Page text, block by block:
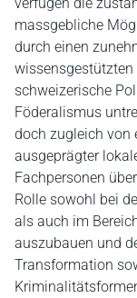
massgebliche
durch einen
schweizerische
Föderalismus
doch zugleich von
ausgeprägter
Fachpersonen
Rolle sowohl bei
als auch im
auszubauen und
Transformation